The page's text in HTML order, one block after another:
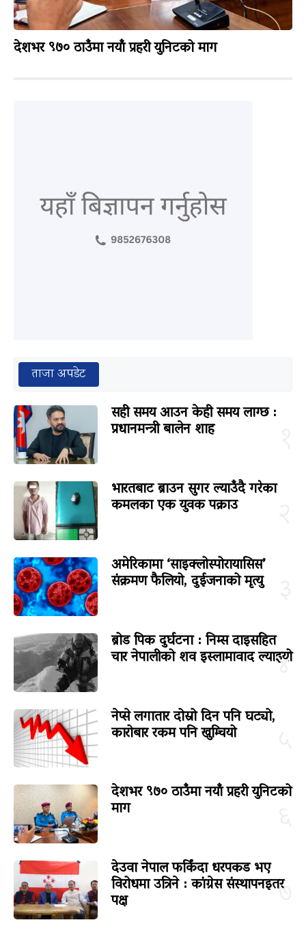
देशभर ९७० ठाउँमा नयाँ प्रहरी युनिटको माग
ताजा अपडेट
सही समय आउन केही समय लाग्छ :
प्रधानमन्त्री बालेन शाह
भारतबाट ब्राउन सुगर ल्याउँदै गरेका
कमलका एक युवक पक्राउ
अमेरिकामा ‘साइक्लोस्पोरायासिस’
संक्रमण फैलियो, दुईजनाको मृत्यु
४
ब्रोड पिक दुर्घटना : निम्स दाइसहित
चार नेपालीको शव इस्लामावाद ल्याइयो
नेप्से लगातार दोस्रो दिन पनि घट्यो,
कारोबार रकम पनि खुम्चियो
देशभर ९७० ठाउँमा नयाँ प्रहरी युनिटको
माग
७
देउवा नेपाल फर्किंदा धरपकड भए
विरोधमा उत्रिने : कांग्रेस संस्थापनइतर
पक्ष